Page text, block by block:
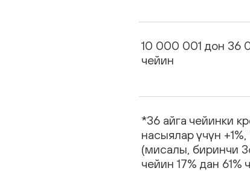
10 000 001 дон 36
чейин
*36 айга чейинки
насыялар үчүн
(мисалы, биринчи
чейин 17% дан